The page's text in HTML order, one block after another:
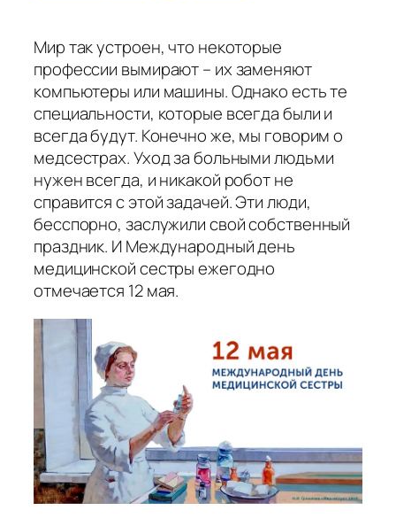
Мир так устроен, что некоторые
профессии вымирают – их заменяют
компьютеры или машины. Однако есть те
специальности, которые всегда были и
всегда будут. Конечно же, мы говорим о
медсестрах. Уход за больными людьми
нужен всегда, и никакой робот не
справится с этой задачей. Эти люди,
бесспорно, заслужили свой собственный
праздник. И Международный день
медицинской сестры ежегодно
отмечается 12 мая.